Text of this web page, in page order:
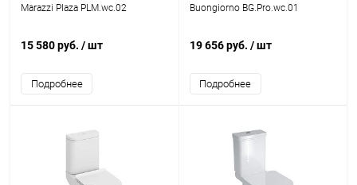
Marazzi Plaza PLM.wc.02
15 580 руб. / шт
Подробнее
Buongiorno BG.Pro.wc.01
19 656 руб. / шт
Подробнее